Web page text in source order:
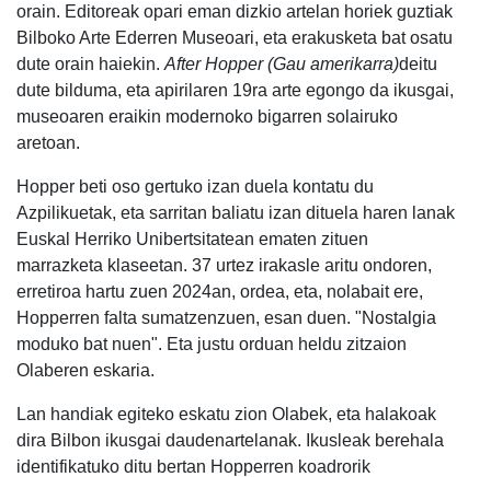
orain. Editoreak opari eman dizkio artelan horiek guztiak
Bilboko Arte Ederren Museoari, eta erakusketa bat osatu
dute orain haiekin. After Hopper (Gau amerikarra)deitu
dute bilduma, eta apirilaren 19ra arte egongo da ikusgai,
museoaren eraikin modernoko bigarren solairuko
aretoan.
Hopper beti oso gertuko izan duela kontatu du
Azpilikuetak, eta sarritan baliatu izan dituela haren lanak
Euskal Herriko Unibertsitatean ematen zituen
marrazketa klaseetan. 37 urtez irakasle aritu ondoren,
erretiroa hartu zuen 2024an, ordea, eta, nolabait ere,
Hopperren falta sumatzenzuen, esan duen. "Nostalgia
moduko bat nuen". Eta justu orduan heldu zitzaion
Olaberen eskaria.
Lan handiak egiteko eskatu zion Olabek, eta halakoak
dira Bilbon ikusgai daudenartelanak. Ikusleak berehala
identifikatuko ditu bertan Hopperren koadrorik